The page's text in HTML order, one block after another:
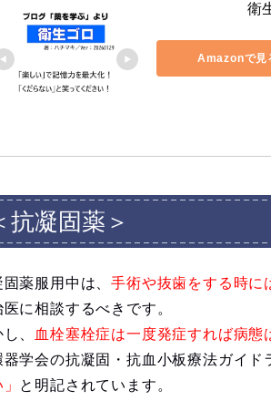
衛
Amazonで見
抗凝固薬＞
固薬服用中は、手術や抜歯をする時に
医に相談するべきです。
、
血栓塞栓症は一度発症すれば病
器学会の抗凝固・抗血小板療法ガイド
と明記されています。